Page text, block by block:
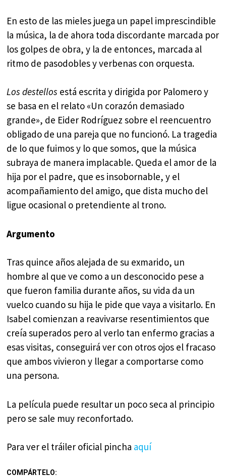
En esto de las mieles juega un papel imprescindible
la música, la de ahora toda discordante marcada por
los golpes de obra, y la de entonces, marcada al
ritmo de pasodobles y verbenas con orquesta.
Los destellos está escrita y dirigida por Palomero y
se basa en el relato «Un corazón demasiado
grande», de Eider Rodríguez sobre el reencuentro
obligado de una pareja que no funcionó. La tragedia
de lo que fuimos y lo que somos, que la música
subraya de manera implacable. Queda el amor de la
hija por el padre, que es insobornable, y el
acompañamiento del amigo, que dista mucho del
ligue ocasional o pretendiente al trono.
Argumento
Tras quince años alejada de su exmarido, un
hombre al que ve como a un desconocido pese a
que fueron familia durante años, su vida da un
vuelco cuando su hija le pide que vaya a visitarlo. En
Isabel comienzan a reavivarse resentimientos que
creía superados pero al verlo tan enfermo gracias a
esas visitas, conseguirá ver con otros ojos el fracaso
que ambos vivieron y llegar a comportarse como
una persona.
La película puede resultar un poco seca al principio
pero se sale muy reconfortado.
Para ver el tráiler oficial pincha aquí
COMPÁRTELO: